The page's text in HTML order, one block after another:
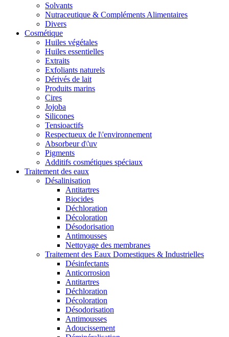
Solvants
Nutraceutique & Compléments Alimentaires
Divers
Cosmétique
Huiles végétales
Huiles essentielles
Extraits
Exfoliants naturels
Dérivés de lait
Produits marins
Cires
Jojoba
Silicones
Tensioactifs
Respectueux de l\'environnement
Absorbeur d\'uv
Pigments
Additifs cosmétiques spéciaux
Traitement des eaux
Désalinisation
Antitartres
Biocides
Déchloration
Décoloration
Désodorisation
Antimousses
Nettoyage des membranes
Traitement des Eaux Domestiques & Industrielles
Désinfectants
Anticorrosion
Antitartres
Déchloration
Décoloration
Désodorisation
Antimousses
Adoucissement